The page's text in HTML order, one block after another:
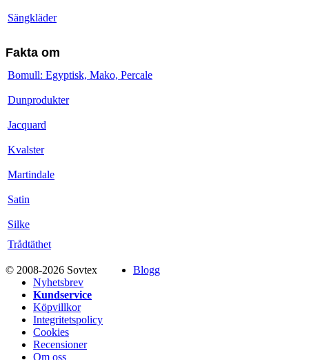
Sängkläder
Fakta om
Bomull: Egyptisk, Mako, Percale
Dunprodukter
Jacquard
Kvalster
Martindale
Satin
Silke
Trådtäthet
© 2008-2026 Sovtex
Blogg
Nyhetsbrev
Kundservice
Köpvillkor
Integritetspolicy
Cookies
Recensioner
Om oss